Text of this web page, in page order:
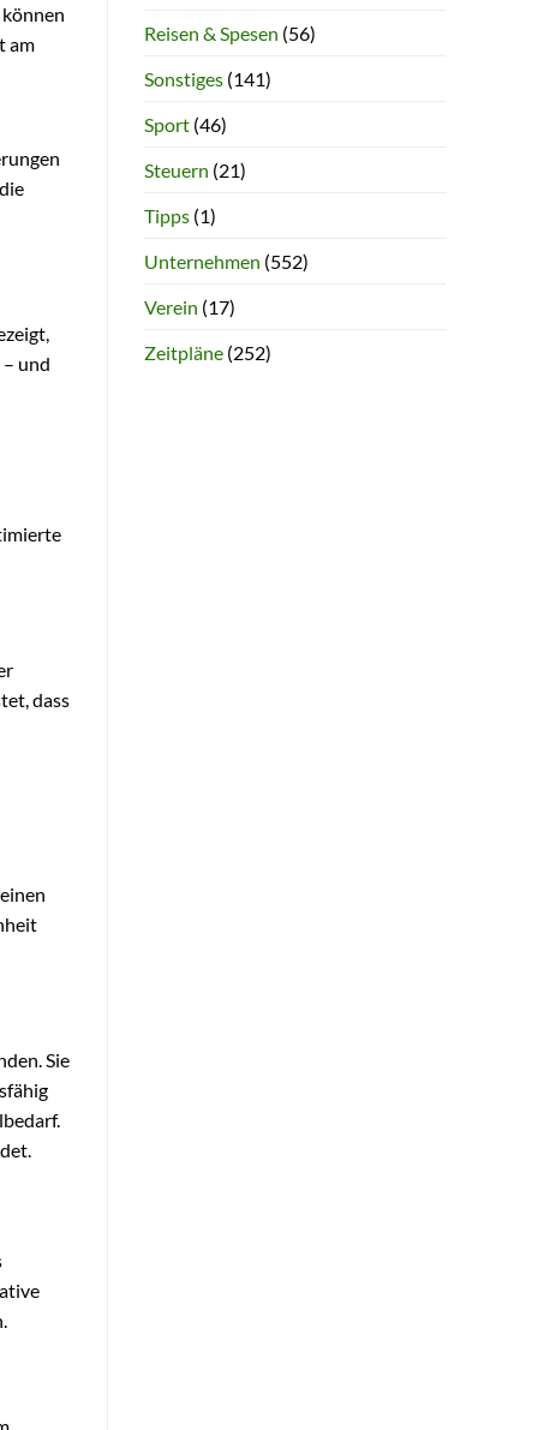
können
am
und
dass
Sie
Reisen & Spesen (56)
Sonstiges(141)
Sport(46)
Steuern (21)
Tipps(1)
Unternehmen (552)
Verein (17)
Zeitpläne(252)